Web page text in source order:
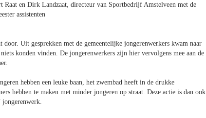
Raat en Dirk Landzaat, directeur van Sportbedrijf Amstelveen met de
assistenten
Uit gesprekken met de gemeentelijke jongerenwerkers kwam naar
konden vinden. De jongerenwerkers zijn hier vervolgens mee aan de
hebben een leuke baan, het zwembad heeft in de drukke
hebben te maken met minder jongeren op straat. Deze actie is dan ook
jongerenwerk.